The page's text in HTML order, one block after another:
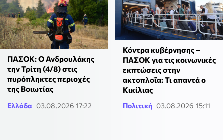
ΠΑΣΟΚ: Ο Ανδρουλάκης
την Τρίτη (4/8) στις
πυρόπληκτες περιοχές
της Βοιωτίας
Ελλάδα 03.08.2026 17:22
Κόντρα κυβέρνησης –
ΠΑΣΟΚ για τις κοινωνικές
εκπτώσεις στην
ακτοπλοΐα: Τι απαντά ο
Κικίλιας
Πολιτική 03.08.2026 15:11